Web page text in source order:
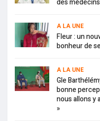
des
A LA UNE
Fleur : un
bonheur de
A LA UNE
Gle
bonne
nous allons y
»